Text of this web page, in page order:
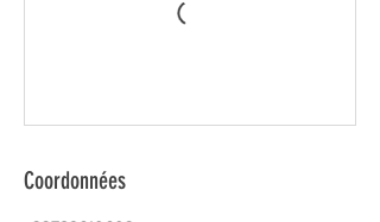
Coordonnées